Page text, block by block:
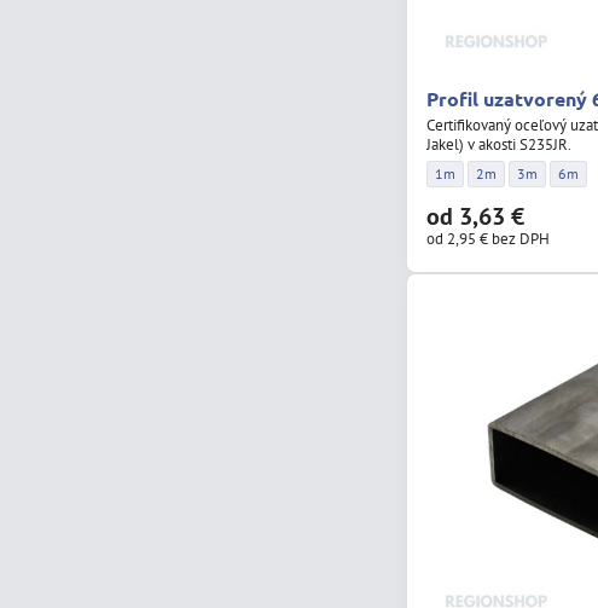
Profil uzatvorený
Certifikovaný oceľový
Jakel) v akosti S235JR.
Profil uzatvorený 60/30/2 -
1m Profil uzatvorený
2m Profil
3m Profil
6m
od 3,63 €
od 2,95 € bez DPH